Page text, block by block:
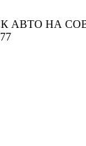
АВТО НА